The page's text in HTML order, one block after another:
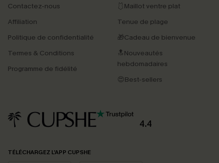
Contactez-nous
Affiliation
Politique de confidentialité
Termes & Conditions
Programme de fidélité
🩱Maillot ventre plat
Tenue de plage
🎁Cadeau de bienvenue
🔝Nouveautés
hebdomadaires
😍Best-sellers
4.4
TÉLÉCHARGEZ L’APP CUPSHE
PROFITEZ DE -15%